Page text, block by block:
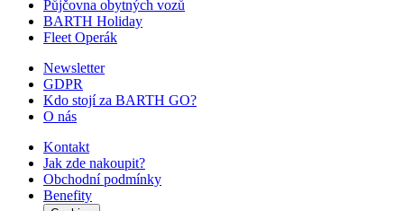
Půjčovna obytných vozů
BARTH Holiday
Fleet Operák
Newsletter
GDPR
Kdo stojí za BARTH GO?
O nás
Kontakt
Jak zde nakoupit?
Obchodní podmínky
Benefity